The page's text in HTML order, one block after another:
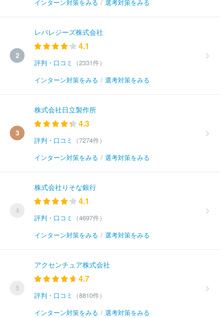
インターン対策をみる / 選考対策をみる
2
レバレジーズ株式会社
4.1
評判・口コミ
（2331件）
インターン対策をみる / 選考対策をみる
3
株式会社日立製作所
4.3
評判・口コミ
（7274件）
インターン対策をみる / 選考対策をみる
4
株式会社りそな銀行
4.1
評判・口コミ
（4697件）
インターン対策をみる / 選考対策をみる
5
アクセンチュア株式会社
4.7
評判・口コミ
（8810件）
インターン対策をみる / 選考対策をみる